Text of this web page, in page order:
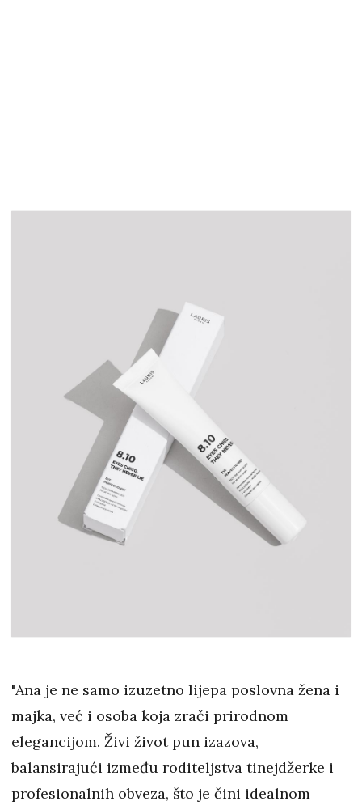
"Ana je ne samo izuzetno lijepa poslovna žena i
majka, već i osoba koja zrači prirodnom
elegancijom. Živi život pun izazova,
balansirajući između roditeljstva tinejdžerke i
profesionalnih obveza, što je čini idealnom